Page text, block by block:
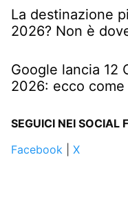
La destinazione
2026? Non è
Google lancia 12
2026: ecco
SEGUICI NEI SOCIAL
Facebook
X